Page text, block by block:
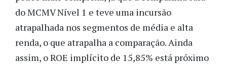
do MCMV Nível 1 e teve uma incursão
atrapalhada nos segmentos de média e alta
renda, o que atrapalha a comparação. Ainda
assim, o ROE implícito de 15,85% está próximo